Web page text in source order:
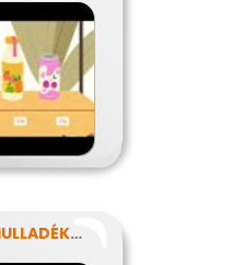
ÉLELMISZER-HULLADÉKOK